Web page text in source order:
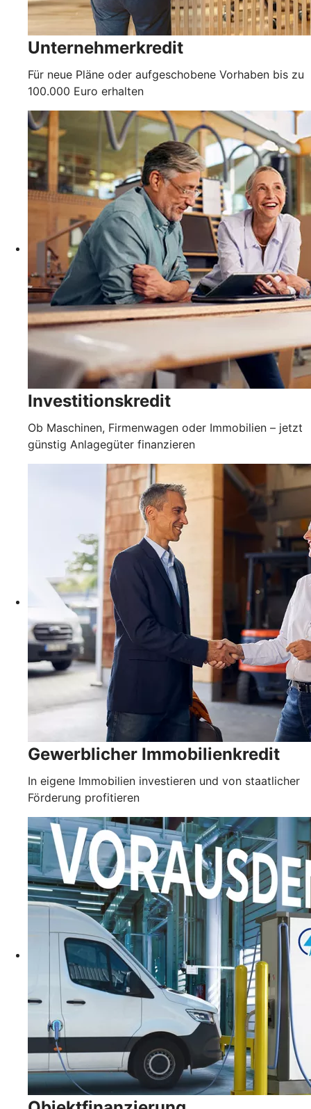
Unternehmerkredit
Für neue Pläne oder aufgeschobene Vorhaben bis zu
100.000 Euro erhalten
Investitionskredit
Ob Maschinen, Firmenwagen oder Immobilien – jetzt
günstig Anlagegüter finanzieren
Gewerblicher Immobilienkredit
In eigene Immobilien investieren und von staatlicher
Förderung profitieren